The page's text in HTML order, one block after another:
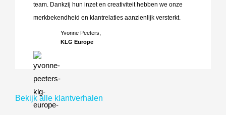
Yvonne Peeters,
KLG Europe
team. Dankzij hun inzet en creativiteit hebben we onze
merkbekendheid en klantrelaties aanzienlijk versterkt.
Bekijk alle klantverhalen